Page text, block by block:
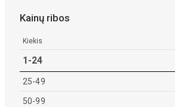
Kainų ribos
Kiekis
1-24
25-49
50-99